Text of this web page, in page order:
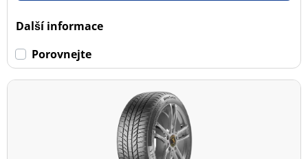
Další informace
Porovnejte